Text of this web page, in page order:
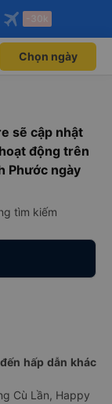
Mở app
Mở app
-30k
Chọn ngày
sẽ cập nhật
động trên
Phước ngày
tìm kiếm
hấp dẫn khác
Cù Lần, Happy